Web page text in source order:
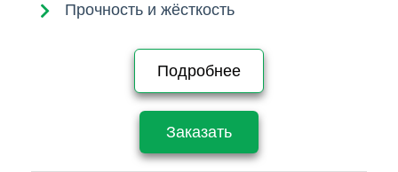
Прочность и жёсткость
Подробнее
Заказать